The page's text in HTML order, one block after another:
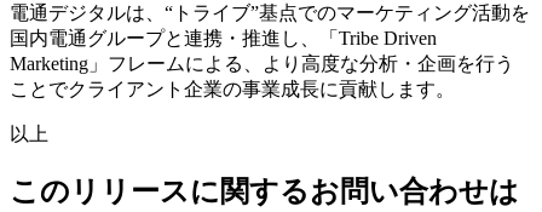
電通デジタルは、“トライブ”基点でのマーケティング活動を
国内電通グループと連携・推進し、「Tribe Driven
Marketing」フレームによる、より高度な分析・企画を行う
ことでクライアント企業の事業成長に貢献します。
以上
このリリースに関するお問い合わせは